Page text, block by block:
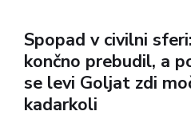
Spopad v civilni
končno prebudil, a
se levi Goljat zdi
kadarkoli